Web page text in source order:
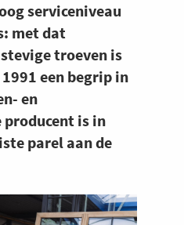
serviceniveau
met dat
troeven is
een begrip in
en
producent is in
parel aan de